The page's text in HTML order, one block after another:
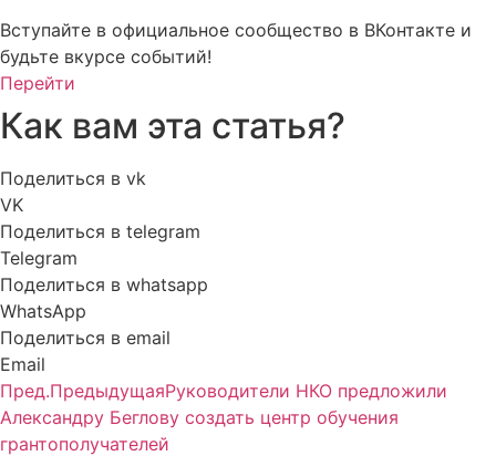
Вступайте в официальное сообщество в ВКонтакте и
будьте вкурсе событий!
Перейти
Как вам эта статья?
Поделиться в vk
VK
Поделиться в telegram
Telegram
Поделиться в whatsapp
WhatsApp
Поделиться в email
Email
Пред.ПредыдущаяРуководители НКО предложили
Александру Беглову создать центр обучения
грантополучателей